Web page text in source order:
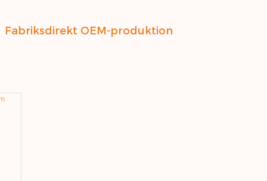
Fabriksdirekt OEM-produktion